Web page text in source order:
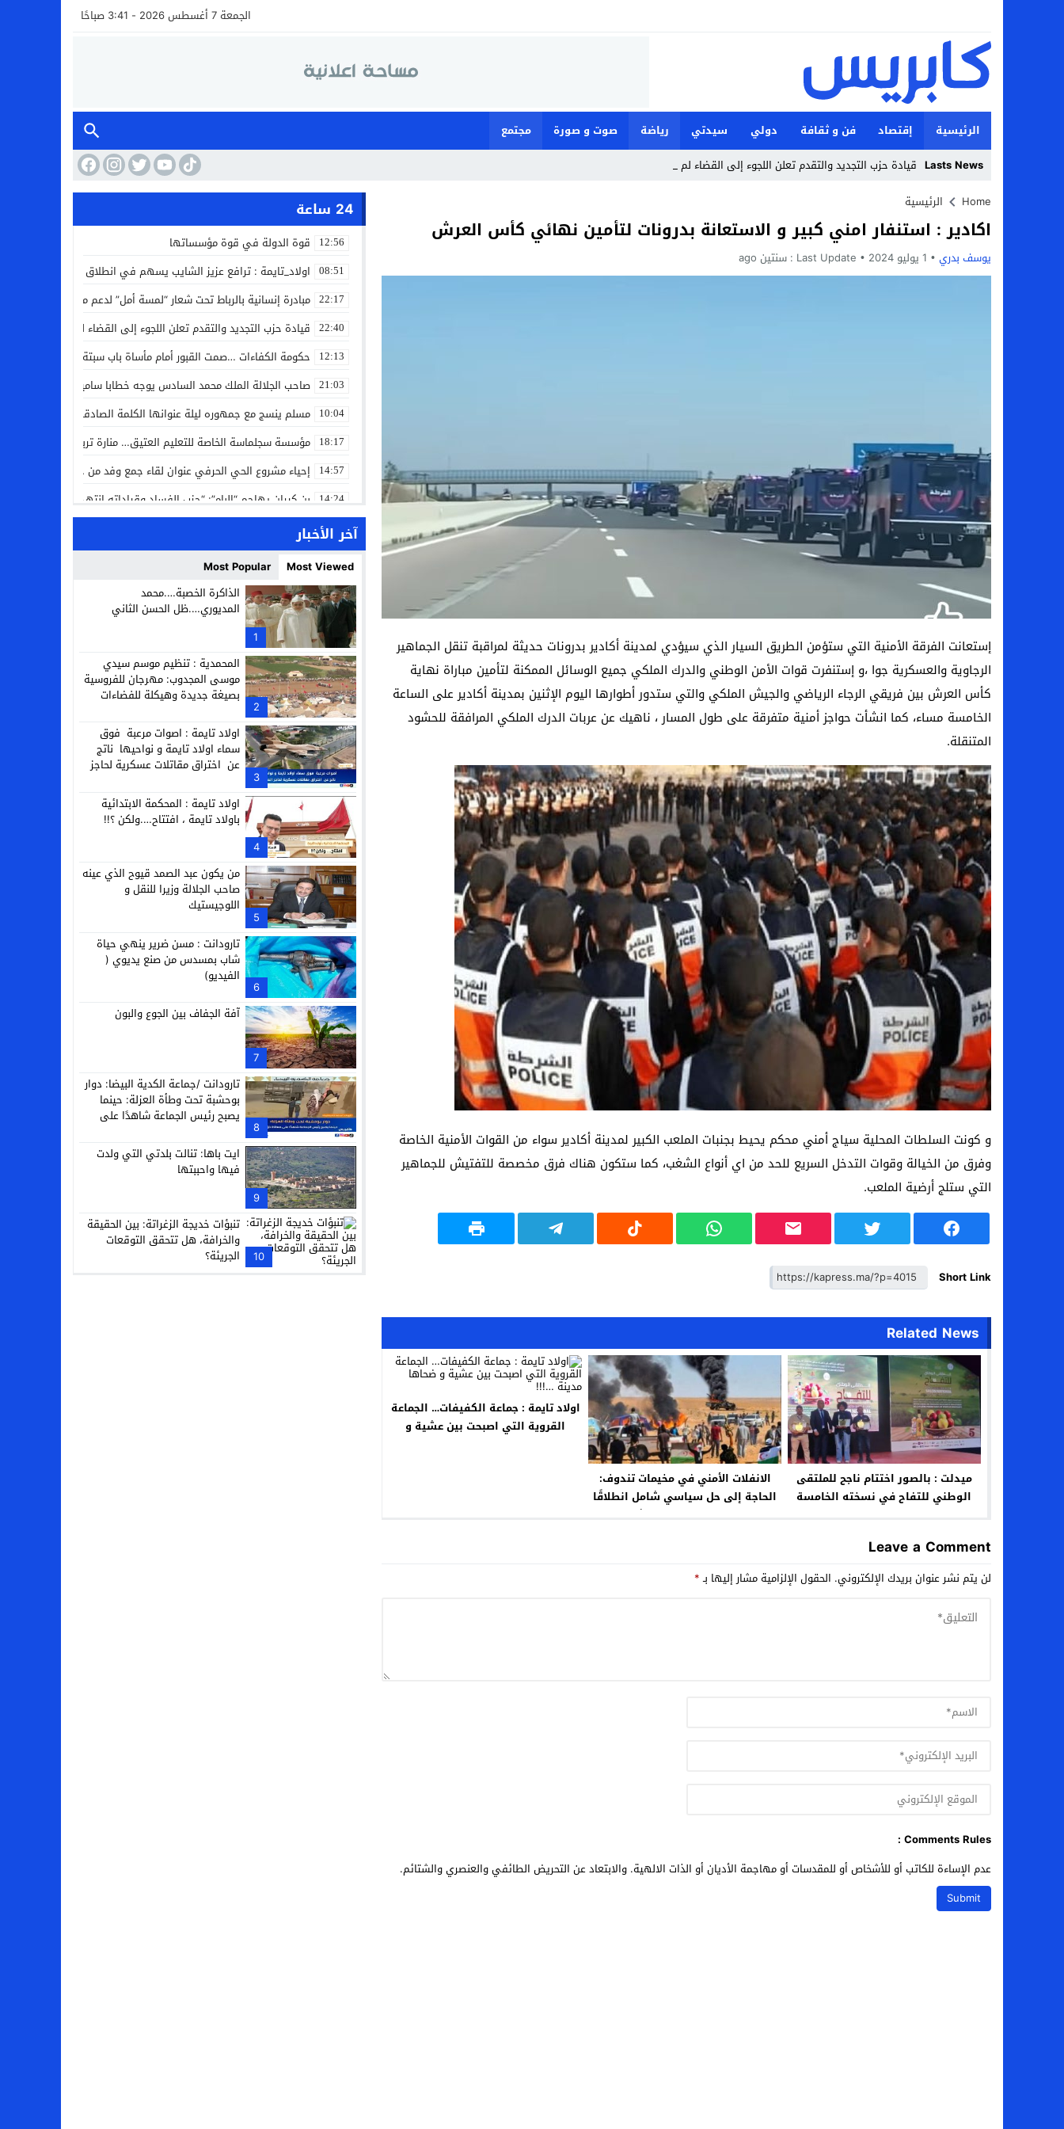
الجمعة 7 أغسطس 2026 - 3:41 صباحًا
الرئيسية إقتصاد فن و ثقافة دولي سيدتي رياضة صوت و صورة
مجتمع
Lasts News قيادة حزب التجديد والتقدم تعلن اللجوء إلى القضاء لمواجهة ما وص_
Stop
Previous
Next
Home الرئيسية
اكادير : استنفار امني كبير و الاستعانة بدرونات لتأمين نهائي كأس العرش
يوسف بدري 1 يوليو 2024 Last Update : سنتين ago
إستعانت الفرقة الأمنية التي ستؤمن الطريق السيار الذي سيؤدي لمدينة أكادير بدرونات حديثة لمراقبة تنقل الجماهير
الرجاوية والعسكرية جوا ،و إستنفرت قوات الأمن الوطني والدرك الملكي جميع الوسائل الممكنة لتأمين مباراة نهاية
كأس العرش بين فريقي الرجاء الرياضي والجيش الملكي والتي ستدور أطوارها اليوم الإثنين بمدينة أكادير على الساعة
الخامسة مساء، كما انشأت حواجز أمنية متفرقة على طول المسار ، ناهيك عن عربات الدرك الملكي المرافقة للحشود
المتنقلة.
و كونت السلطات المحلية سياج أمني محكم يحيط بجنبات الملعب الكبير لمدينة أكادير سواء من القوات الأمنية الخاصة
وفرق من الخيالة وقوات التدخل السريع للحد من اي أنواع الشغب، كما ستكون هناك فرق مخصصة للتفتيش للجماهير
التي ستلج أرضية الملعب.
Short Link
Related News
ميدلت : بالصور اختتام ناجح للملتقى
الوطني للتفاح في نسخته الخامسة
الانفلات الأمني في مخيمات تندوف:
الحاجة إلى حل سياسي شامل انطلاقًا
من مبادرة الملك الحسن الثاني إلى
اولاد تايمة : جماعة الكفيفات… الجماعة
القروية التي اصبحت بين عشية و
Leave a Comment
لن يتم نشر عنوان بريدك الإلكتروني. الحقول الإلزامية مشار إليها بـ*
Comments Rules :
عدم الإساءة للكاتب أو للأشخاص أو للمقدسات أو مهاجمة الأديان أو الذات الالهية. والابتعاد عن التحريض الطائفي والعنصري والشتائم.
24 ساعة
12:56 قوة الدولة في قوة مؤسساتها
08:51 اولاد_تايمة : ترافع عزيز الشايب يسهم في انطلاق مشروع مائي
22:17 مبادرة إنسانية بالرباط تحت شعار “لمسة أمل” لدعم مرضى السرطان
22:40 قيادة حزب التجديد والتقدم تعلن اللجوء إلى القضاء لمواجهة ما
12:13 حكومة الكفاءات …صمت القبور أمام مأساة باب سبتة
21:03 صاحب الجلالة الملك محمد السادس يوجه خطابا ساميا إلى الأمة
10:04 مسلم ينسج مع جمهوره ليلة عنوانها الكلمة الصادقة في مهرجان
18:17 مؤسسة سجلماسة الخاصة للتعليم العتيق… منارة تربوية تجمع بين
14:57 إحياء مشروع الحي الحرفي عنوان لقاء جمع وفد من جمعية التضامن
14:24 بن كيران يهاجم “البام”: “حزب الفساد وقياداته انتهى ببعضها في
11:33 كمال محرر يقود استئنافية تارودانت: مسار قضائي راسخ ورؤية
حبشان وكيلاً عاماً بتارودانت: ترقية جديدة في الحركة القضائية
21:28 حزب الديمقراطيين الجدد يؤسس منظمتي شباب ونساء الصحراء بالعيون
13:37 عطش أولاد تايمة وسياسة “الحبة والقبة”: هل أصبح الماء إنجازاً بطولياً؟
12:25 انطلاق فعاليات الدورة 12 لمعرض المنتوجات المحلية بأكادير SIPTA (فيديو)
آخر الأخبار
Most Viewed
Most Popular
1
الذاكرة الخصبة….محمد
المديوري….ظل الحسن الثاني
2
المحمدية : تنظيم موسم سيدي
موسى المجدوب: مهرجان للفروسية
بصيغة جديدة وهيكلة للفضاءات
3
اولاد تايمة : اصوات مرعبة فوق
سماء اولاد تايمة و نواحيها ناتج
عن اختراق مقاتلات عسكرية لحاجز
4
اولاد تايمة : المحكمة الابتدائية
باولاد تايمة ، افتتاح….ولكن ؟!!
5
من يكون عبد الصمد قيوح الذي عينه
صاحب الجلالة وزيرا للنقل و
اللوجيستيك
6
تارودانت : مسن ضرير ينهي حياة
شاب بمسدس من صنع يديوي (
الفيديو)
7
آفة الجفاف بين الجوع والبون
8
تارودانت /جماعة الكدية البيضا: دوار
بوحشبة تحت وطأة العزلة: حينما
يصبح رئيس الجماعة شاهدًا على
9
ايت باها: تنالت بلدتي التي ولدت
فيها واحببتها
10
تنبؤات خديجة الزغراتة: بين الحقيقة
والخرافة، هل تتحقق التوقعات
الجريئة؟